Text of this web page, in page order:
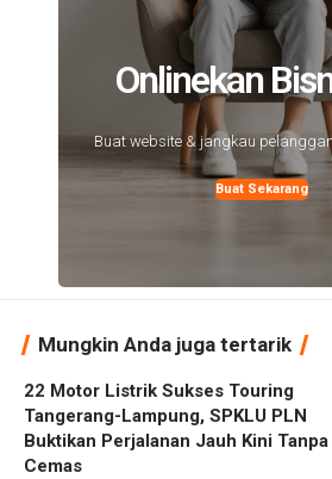
Onlinekan
Buat website & jangkau
Buat Sekarang
Mungkin Anda juga tertarik
22 Motor Listrik Sukses Touring
Tangerang-Lampung, SPKLU PLN
Buktikan Perjalanan Jauh Kini Tanpa
Cemas